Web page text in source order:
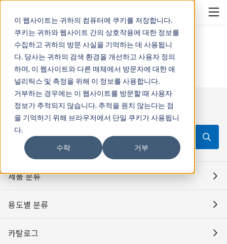
이 웹사이트는 귀하의 컴퓨터에 쿠키를 저장합니다.
쿠키는 귀하와 웹사이트 간의 상호작용에 대한 정보를
수집하고 귀하의 방문 사실을 기억하는 데 사용됩니
다. 당사는 귀하의 검색 환경을 개선하고 사용자 정의
하며, 이 웹사이트와 다른 매체에서 방문자에 대한 애
널리틱스 및 측정을 위해 이 정보를 사용합니다.
거부하는 경우에는 이 웹사이트를 방문할 때 사용자
정보가 추적되지 않습니다. 추적을 원치 않는다는 점
을 기억하기 위해 브라우저에서 단일 쿠키가 사용됩니
다.
수락 거부
검색
검색
検索キーワード入力
제품 분류
용도별 분류
카탈로그